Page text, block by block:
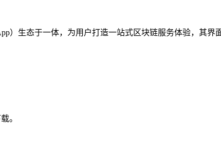
）生态于一体，为用户打造一站式区块链服务体验，其界
。